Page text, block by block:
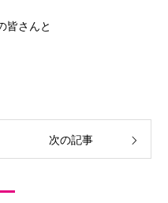
皆さんと
次の記事